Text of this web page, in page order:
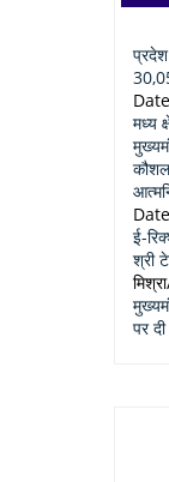
Date
मध्य
Date
ई-
श्री
पर